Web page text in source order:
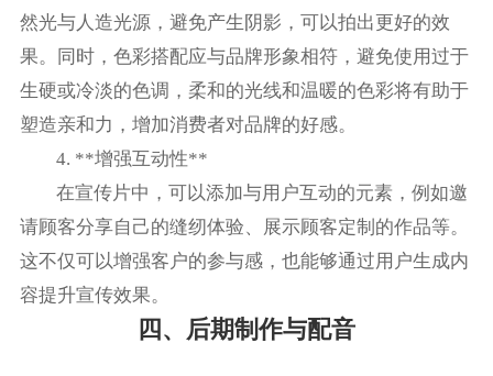
然光与人造光源，避免产生阴影，可以拍出更好的效
果。同时，色彩搭配应与品牌形象相符，避免使用过于
生硬或冷淡的色调，柔和的光线和温暖的色彩将有助于
塑造亲和力，增加消费者对品牌的好感。
4. **增强互动性**
在宣传片中，可以添加与用户互动的元素，例如邀
请顾客分享自己的缝纫体验、展示顾客定制的作品等。
这不仅可以增强客户的参与感，也能够通过用户生成内
容提升宣传效果。
四、后期制作与配音